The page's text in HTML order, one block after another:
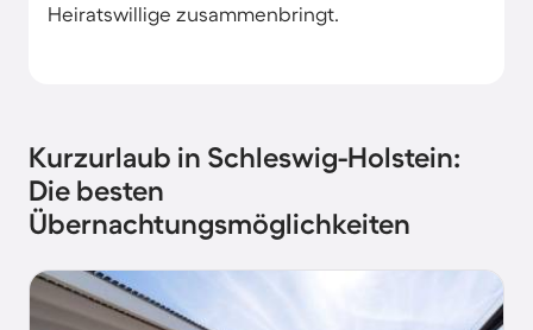
Heiratswillige zusammenbringt.
Kurzurlaub in Schleswig-Holstein:
Die besten
Übernachtungsmöglichkeiten